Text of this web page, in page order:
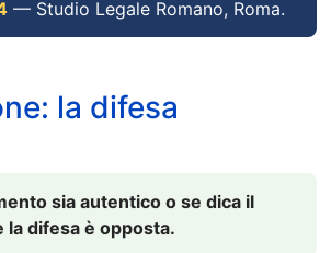
— Studio Legale Romano, Roma.
la difesa
sia autentico o se dica il
difesa è opposta.